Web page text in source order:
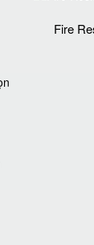
Fire